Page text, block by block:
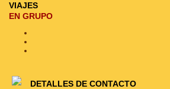
VIAJES
EN GRUPO
DETALLES DE CONTACTO